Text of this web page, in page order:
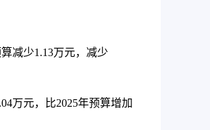
减少1.13万元，减少
万元，比2025年预算增加